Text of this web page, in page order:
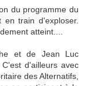
du programme du
train d'exploser.
atteint....
et de Jean Luc
d'ailleurs avec
des Alternatifs,